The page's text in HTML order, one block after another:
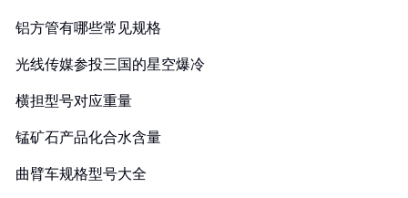
铝方管有哪些常见规格
光线传媒参投三国的星空爆冷
横担型号对应重量
锰矿石产品化合水含量
曲臂车规格型号大全